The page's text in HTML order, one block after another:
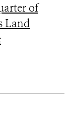
of
Land